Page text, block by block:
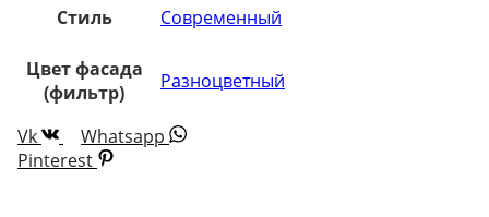
Стиль Современный
Цвет фасада
(фильтр)
Разноцветный
Vk
Whatsapp
Pinterest